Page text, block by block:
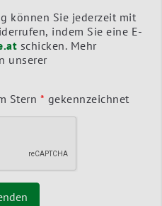
können Sie jederzeit mit
indem Sie eine E-
unserer
Stern * gekennzeichnet